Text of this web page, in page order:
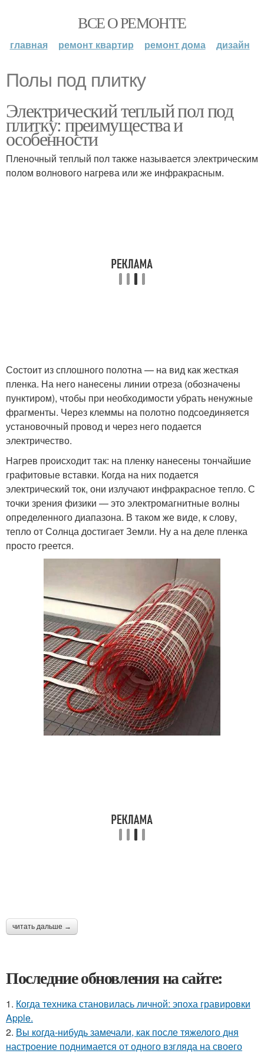
ВСЕ О РЕМОНТЕ
главная ремонт квартир ремонт дома дизайн
Полы под плитку
Электрический теплый пол под
плитку: преимущества и
особенности
Пленочный теплый пол также называется электрическим
полом волнового нагрева или же инфракрасным.
Состоит из сплошного полотна — на вид как жесткая
пленка. На него нанесены линии отреза (обозначены
пунктиром), чтобы при необходимости убрать ненужные
фрагменты. Через клеммы на полотно подсоединяется
установочный провод и через него подается
электричество.
Нагрев происходит так: на пленку нанесены тончайшие
графитовые вставки. Когда на них подается
электрический ток, они излучают инфракрасное тепло. С
точки зрения физики — это электромагнитные волны
определенного диапазона. В таком же виде, к слову,
тепло от Солнца достигает Земли. Ну а на деле пленка
просто греется.
читать дальше →
Последние обновления на сайте:
1. Когда техника становилась личной: эпоха гравировки
Apple.
2. Вы когда-нибудь замечали, как после тяжелого дня
настроение поднимается от одного взгляда на своего